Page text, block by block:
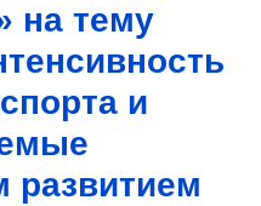
на тему
и
развитием